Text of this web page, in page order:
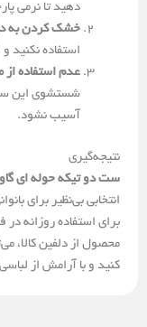
دهید تا نرمی
خشک کردن به
استفاده نکنید
عدم استفاده از
شستشوی این ست
آسیب نشود.
نتیجه‌گیری
ست دو تیکه حوله ای
انتخابی بی‌نظیر برای
برای استفاده روزانه
محصول از دلفین کالا،
کنید و با آرامش از